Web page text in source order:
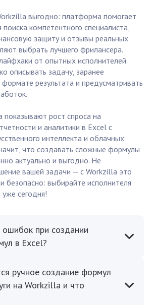
выгодно: платформа помогает
компетентного специалиста,
защиту и отзывы реальных
выбрать лучшего фрилансера.
от опытных исполнителей
описывать задачу, заранее
результата и предусматривать
рост спроса на
и аналитики в Excel с
интеллекта и облачных
что создавать сложные формулы
актуально и выгодно. Не
вашей задачи — с Workzilla это
безопасно: выбирайте исполнителя
сегодня!
ошибок при создании
в Excel?
ручное создание формул
на Workzilla и что